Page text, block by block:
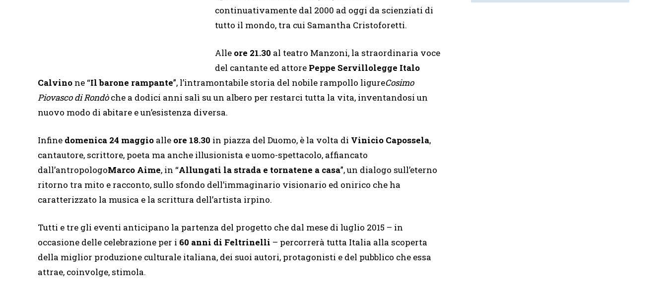
continuativamente dal 2000 ad oggi da scienziati di
tutto il mondo, tra cui Samantha Cristoforetti.
Alle ore 21.30 al teatro Manzoni, la straordinaria voce
del cantante ed attore Peppe Servillolegge Italo
Calvino ne “Il barone rampante”, l’intramontabile storia del nobile rampollo ligureCosimo
Piovasco di Rondòche a dodici anni salì su un albero per restarci tutta la vita, inventandosi un
nuovo modo di abitare e un’esistenza diversa.
Infine domenica 24 maggio alle ore 18.30 in piazza del Duomo, è la volta di Vinicio Capossela,
cantautore, scrittore, poeta ma anche illusionista e uomo-spettacolo, affiancato
dall’antropologoMarco Aime, in “Allungati la strada e tornatene a casa”, un dialogo sull’eterno
ritorno tra mito e racconto, sullo sfondo dell’immaginario visionario ed onirico che ha
caratterizzato la musica e la scrittura dell’artista irpino.
Tutti e tre gli eventi anticipano la partenza del progetto che dal mese di luglio 2015 – in
occasione delle celebrazione per i 60 anni di Feltrinelli – percorrerà tutta Italia alla scoperta
della miglior produzione culturale italiana, dei suoi autori, protagonisti e del pubblico che essa
attrae, coinvolge, stimola.